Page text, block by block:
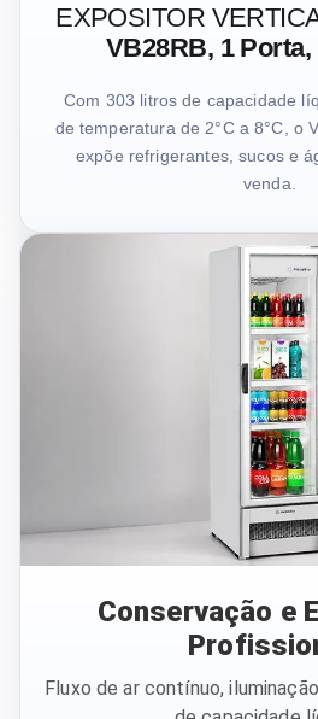
EXPOSITOR
VB28RB, 1
Com 303 litros de capacidade
de temperatura de 2°C a 8°C, o
expõe refrigerantes, sucos e
venda.
Conservação e
Fluxo de ar contínuo,